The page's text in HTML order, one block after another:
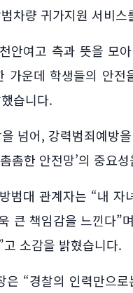
차량 귀가지원 서비
안여고 측과 뜻을 모
가운데 학생들의 안
습니다.
넘어, 강력범죄예방
촘한 안전망’의 중요
범대 관계자는 “내
큰 책임감을 느낀다”
소감을 밝혔습니다.
은 “경찰의 인력만으